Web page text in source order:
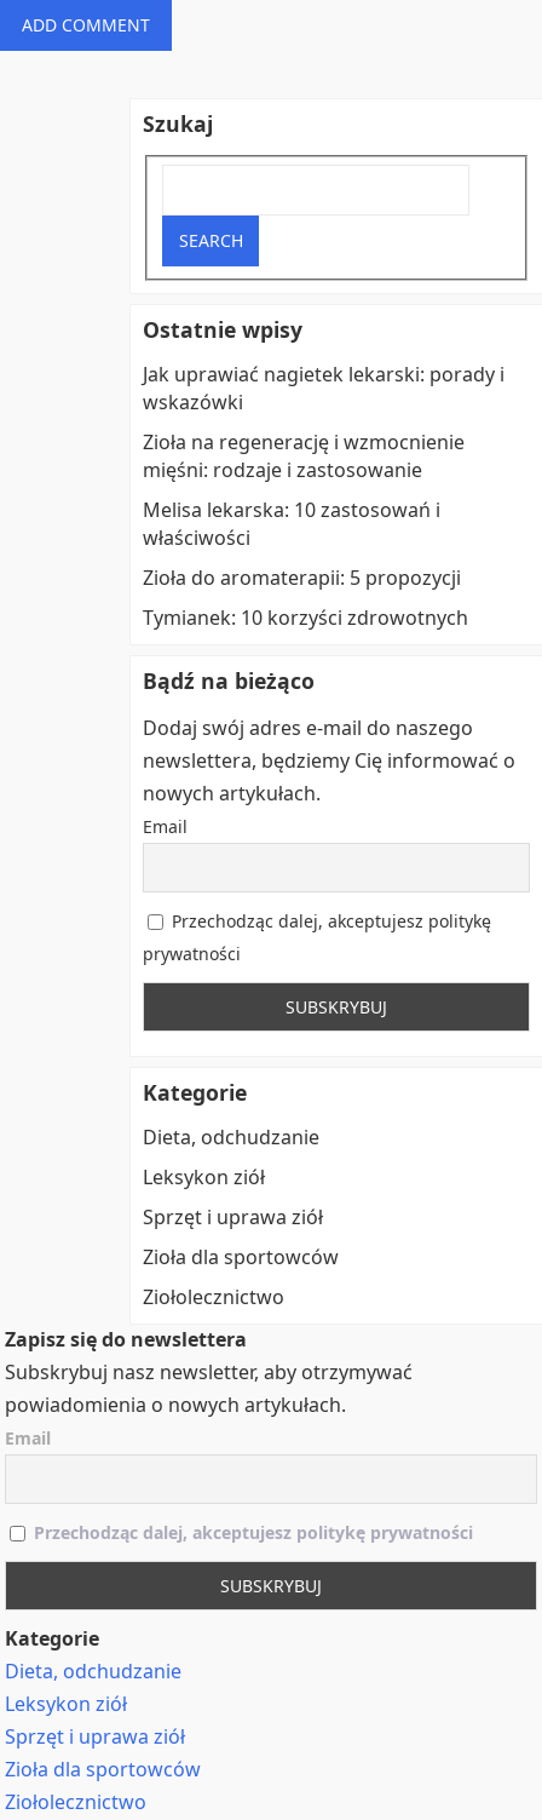
Szukaj
Ostatnie wpisy
Jak uprawiać nagietek lekarski: porady i
wskazówki
Zioła na regenerację i wzmocnienie
mięśni: rodzaje i zastosowanie
Melisa lekarska: 10 zastosowań i
właściwości
Zioła do aromaterapii: 5 propozycji
Tymianek: 10 korzyści zdrowotnych
Bądź na bieżąco
Dodaj swój adres e-mail do naszego
newslettera, będziemy Cię informować o
nowych artykułach.
Email
Przechodząc dalej, akceptujesz politykę
prywatności
Kategorie
Dieta, odchudzanie
Leksykon ziół
Sprzęt i uprawa ziół
Zioła dla sportowców
Ziołolecznictwo
Zapisz się do newslettera
Subskrybuj nasz newsletter, aby otrzymywać
powiadomienia o nowych artykułach.
Email
Przechodząc dalej, akceptujesz politykę prywatności
Kategorie
Dieta, odchudzanie
Leksykon ziół
Sprzęt i uprawa ziół
Zioła dla sportowców
Ziołolecznictwo